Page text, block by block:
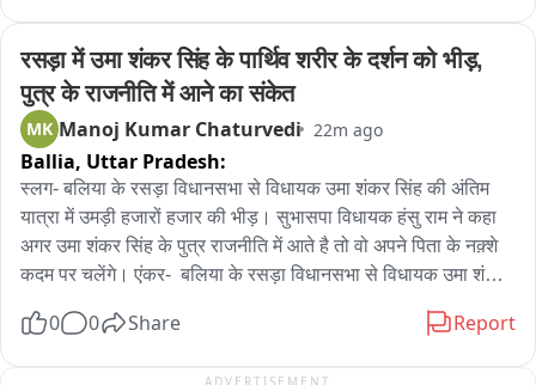
है। बताया जा रहा है कि आज शाम तक बिजली की व्यवस्था बहाल कर दी
जाएगी। इसके लिए बिजली विभाग के 18 कर्मचारी लाइन ठीक कर रहे हैं।
बताया जा रहा है कि इस आपदा में बिजली विभाग को 10 से 12 लाख का
नुकसान हुआ है。
रसड़ा में उमा शंकर सिंह के पार्थिव शरीर के दर्शन को भीड़,
पुत्र के राजनीति में आने का संकेत
MK Manoj Kumar Chaturvedi 22m ago
Ballia, Uttar Pradesh:
स्लग- बलिया के रसड़ा विधानसभा से विधायक उमा शंकर सिंह की अंतिम
यात्रा में उमड़ी हजारों हजार की भीड़। सुभासपा विधायक हंसु राम ने कहा
अगर उमा शंकर सिंह के पुत्र राजनीति में आते है तो वो अपने पिता के नक़्शे
कदम पर चलेंगे। एंकर-  बलिया के रसड़ा विधानसभा से विधायक उमा शंकर
अंतिम-final दर्शन के लिए उनके चाहने वालों की भीड़ लगी हुई है। हर कोई
0 0 Share Report